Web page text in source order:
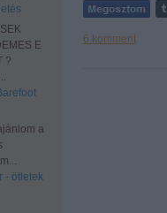
E
?
a
- ötletek
6 komment